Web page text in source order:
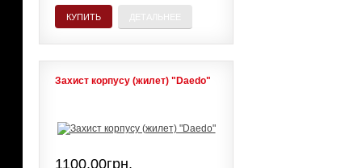
КУПИТЬ
Захист корпусу (жилет) "Daedo"
1100.00грн.